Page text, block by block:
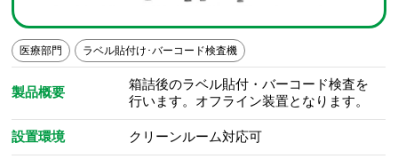
医療部門 ラベル貼付け･バーコード検査機
製品概要
箱詰後のラベル貼付・バーコード検査を
行います。オフライン装置となります。
設置環境 クリーンルーム対応可